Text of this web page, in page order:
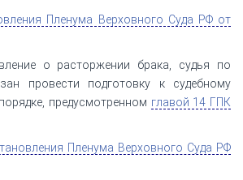
Пленума Верховного Суда РФ от
о расторжении брака, судья по
провести подготовку к судебному
предусмотренном главой 14 ГПК
Пленума Верховного Суда РФ